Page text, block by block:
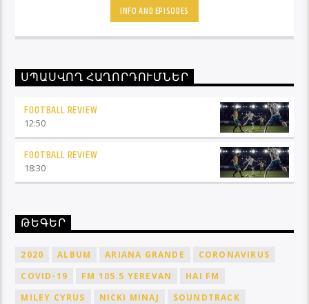
տեսակետները։ Հետևեք Լավագույնի եթերին եւ
Ֆուտբոլ Ռիվյու հաղորդաշարի միջոցով մշտապես
կլինեք ֆուտբոլային աշխարհի կիզակետում։
INFO AND EPISODES
ՍՊԱՍՎՈՂ ՀԱՂՈՐԴՈՒՄՆԵՐ
FOOTBALL REVIEW
12:50
FOOTBALL REVIEW
18:30
ԹԵԳԵՐ
2020 ALBUM ARIANA GRANDE
CORONAVIRUS
COVID-19
FM 105.5 YEREVAN
HAI FM
MILEY CYRUS
NICKI MINAJ
SOUNDTRACK